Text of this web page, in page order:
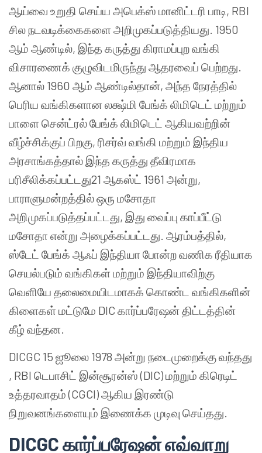
ஆய்வை உறுதி செய்ய அபெக்ஸ் மானிட்டரி பாடி, RBI
சில நடவடிக்கைகளை அறிமுகப்படுத்தியது. 1950
ஆம் ஆண்டில், இந்த கருத்து கிராமப்புற வங்கி
விசாரணைக் குழுவிடமிருந்து ஆதரவைப் பெற்றது.
ஆனால் 1960 ஆம் ஆண்டில்தான், அந்த நேரத்தில்
பெரிய வங்கிகளான லக்ஷ்மி பேங்க் லிமிடெட் மற்றும்
பாளை சென்ட்ரல் பேங்க் லிமிடெட் ஆகியவற்றின்
வீழ்ச்சிக்குப் பிறகு, ரிசர்வ் வங்கி மற்றும் இந்திய
அரசாங்கத்தால் இந்த கருத்து தீவிரமாக
பரிசீலிக்கப்பட்டது21 ஆகஸ்ட் 1961 அன்று,
பாராளுமன்றத்தில் ஒரு மசோதா
அறிமுகப்படுத்தப்பட்டது, இது வைப்பு காப்பீட்டு
மசோதா என்று அழைக்கப்பட்டது. ஆரம்பத்தில்,
ஸ்டேட் பேங்க் ஆஃப் இந்தியா போன்ற வணிக ரீதியாக
செயல்படும் வங்கிகள் மற்றும் இந்தியாவிற்கு
வெளியே தலைமையிடமாகக் கொண்ட வங்கிகளின்
கிளைகள் மட்டுமே DIC கார்ப்பரேஷன் திட்டத்தின்
கீழ் வந்தன.
DICGC 15 ஜூலை 1978 அன்று நடைமுறைக்கு வந்தது
, RBI டெபாசிட் இன்சூரன்ஸ் (DIC) மற்றும் கிரெடிட்
உத்தரவாதம் (CGCI) ஆகிய இரண்டு
நிறுவனங்களையும் இணைக்க முடிவு செய்தது.
DICGCகார்ப்பரேஷன் எவ்வாறு